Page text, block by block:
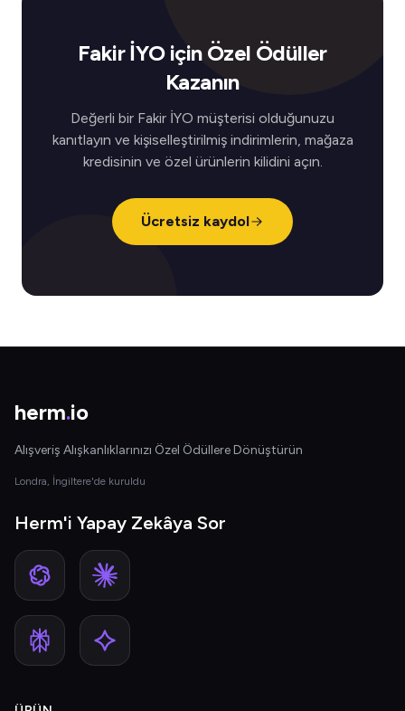
Fakir İYO için Özel Ödüller
Kazanın
Değerli bir Fakir İYO müşterisi olduğunuzu
kanıtlayın ve kişiselleştirilmiş indirimlerin, mağaza
kredisinin ve özel ürünlerin kilidini açın.
Ücretsiz kaydol
herm.io
Alışveriş Alışkanlıklarınızı Özel Ödüllere Dönüştürün
Londra, İngiltere'de kuruldu
Herm'i Yapay Zekâya Sor